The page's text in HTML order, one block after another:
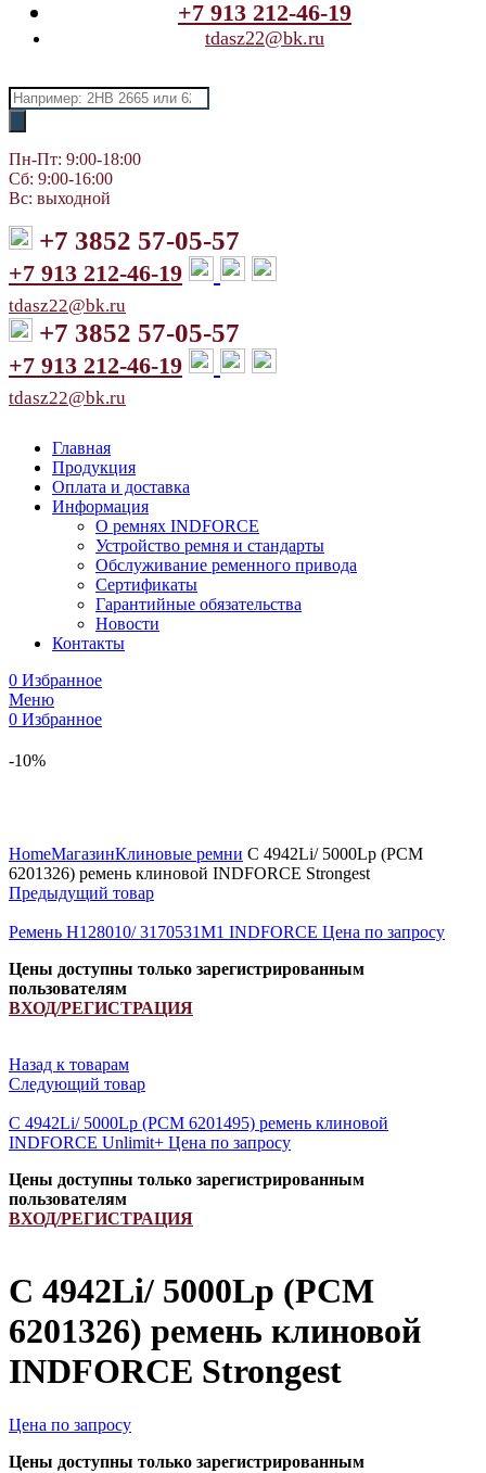
+7 913 212-46-19
tdasz22@bk.ru
Поиск
товаров
Пн-Пт: 9:00-18:00
Сб: 9:00-16:00
Вс: выходной
+7 3852 57-05-57
+7 913 212-46-19
tdasz22@bk.ru
+7 3852 57-05-57
+7 913 212-46-19
tdasz22@bk.ru
Главная
Продукция
Оплата и доставка
Информация
О ремнях INDFORCE
Устройство ремня и стандарты
Обслуживание ременного привода
Сертификаты
Гарантийные обязательства
Новости
Контакты
0 Избранное
Меню
0 Избранное
-10%
HomeМагазинКлиновые ремни C 4942Li/ 5000Lp (РСМ
6201326) ремень клиновой INDFORCE Strongest
Предыдущий товар
Ремень H128010/ 3170531M1 INDFORCE Цена по запросу
Цены доступны только зарегистрированным
пользователям
ВХОД/РЕГИСТРАЦИЯ
Назад к товарам
Следующий товар
C 4942Li/ 5000Lp (РСМ 6201495) ремень клиновой
INDFORCE Unlimit+ Цена по запросу
Цены доступны только зарегистрированным
пользователям
ВХОД/РЕГИСТРАЦИЯ
C 4942Li/ 5000Lp (РСМ
6201326) ремень клиновой
INDFORCE Strongest
Цена по запросу
Цены доступны только зарегистрированным